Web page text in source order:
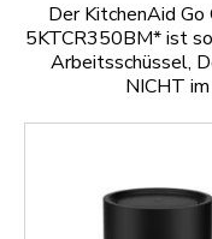
Der KitchenAid
5KTCR350BM* ist
Arbeitsschüssel,
NICHT